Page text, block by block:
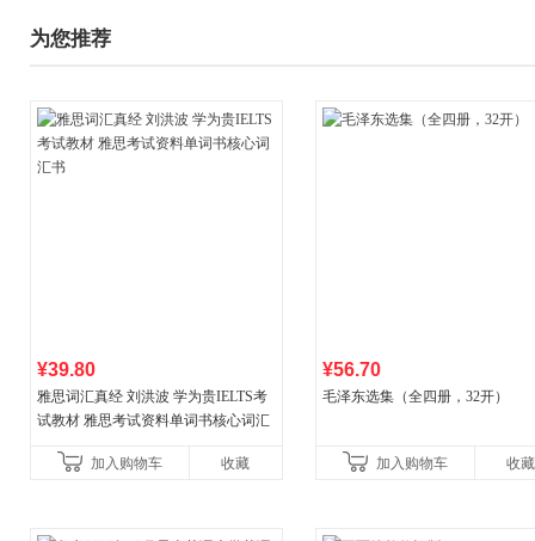
为您推荐
¥39.80
雅思词汇真经 刘洪波 学为贵IELTS考
试教材 雅思考试资料单词书核心词汇
加入购物车
收藏
¥56.70
毛泽东选集（全四册，32开）
加入购物车 收藏